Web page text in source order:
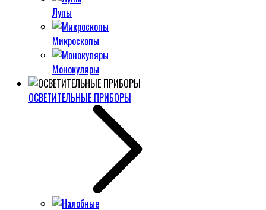
Лупы
Микроскопы
Монокуляры
ОСВЕТИТЕЛЬНЫЕ ПРИБОРЫ